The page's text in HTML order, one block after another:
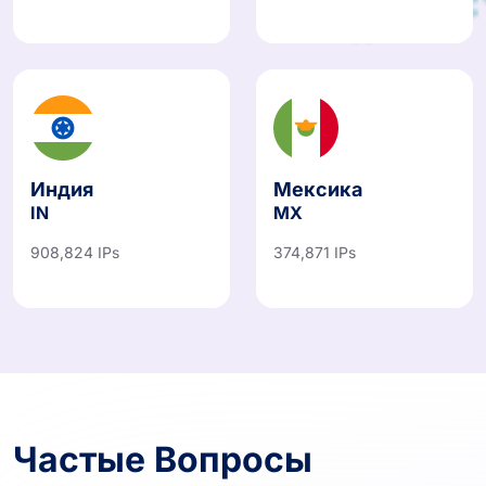
Индия
IN
908,824 IPs
Мексика
MX
374,871 IPs
Частые Вопросы